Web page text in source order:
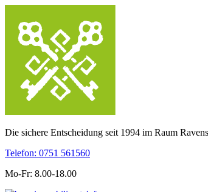
Die sichere Entscheidung seit 1994 im Raum
Telefon: 0751 561560
Mo-Fr: 8.00-18.00